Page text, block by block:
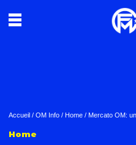
Accueil / OM Info / Home / Mercato OM:
Home